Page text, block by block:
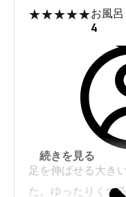
瀬田駅南口の階段を
★★★★★お風呂
4
足を伸ばせる大き
た。ゆったりくつ
続きを見る